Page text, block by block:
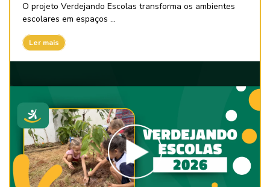
O projeto Verdejando Escolas transforma os ambientes
escolares em espaços ...
Ler mais